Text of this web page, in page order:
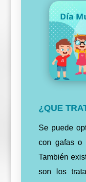
¿QUE
Se puede
con gafas o
También
son los